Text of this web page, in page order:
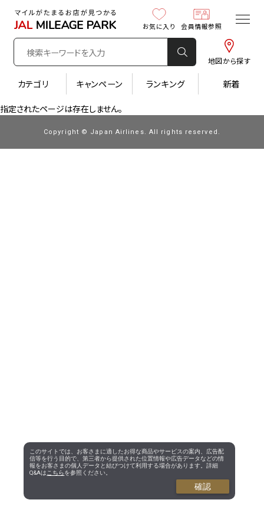
地図から探す
お気に入り 会員情報参照
カテゴリ キャンペーン ランキング 新着
指定されたページは存在しません。
Copyright © Japan Airlines. All rights reserved.
このサイトでは、お客さまに適したお得な商品やサービスの案内、広告配
信等を行う目的で、第三者から提供された位置情報や広告データなどの情
報をお客さまの個人データと結びつけて利用する場合があります。詳細
Q&Aは こちらを参照ください。
確認